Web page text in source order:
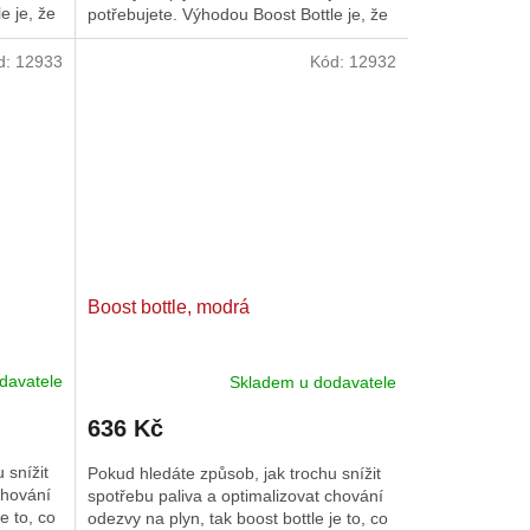
je, že
potřebujete. Výhodou Boost Bottle je, že
směs již není...
snížit
to, co
12933
Boost bottle, modrá
Skladem u dodavatele
636 Kč
Pokud hledáte způsob, jak trochu snížit
spotřebu paliva a optimalizovat chování
odezvy na plyn, tak boost bottle je to, co
Kód: 12932